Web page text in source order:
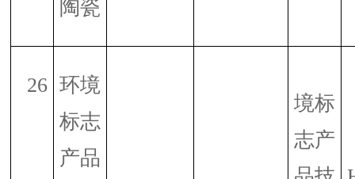
陶瓷
26 环境
标志
产品
境标
志产